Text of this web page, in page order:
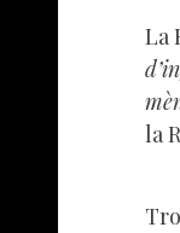
La
la